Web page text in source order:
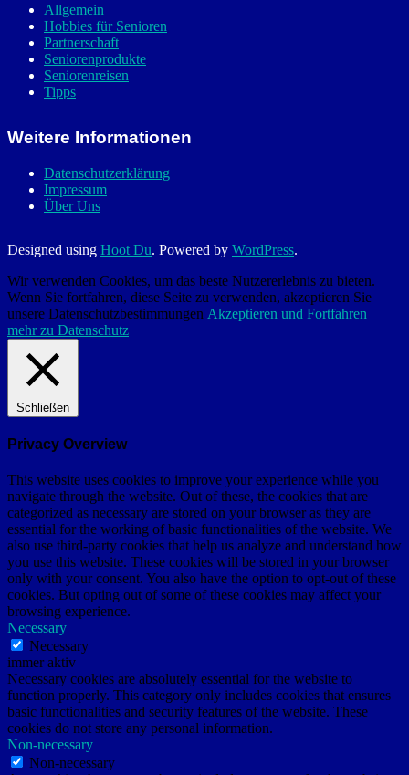
Allgemein
Hobbies für Senioren
Partnerschaft
Seniorenprodukte
Seniorenreisen
Tipps
Weitere Informationen
Datenschutzerklärung
Impressum
Über Uns
Designed using Hoot Du. Powered by WordPress.
Wir verwenden Cookies, um das beste Nutzererlebnis zu bieten.
Wenn Sie fortfahren, diese Seite zu verwenden, akzeptieren Sie
unsere Datenschutzbestimmungen Akzeptieren und Fortfahren
mehr zu Datenschutz
Schließen
Privacy Overview
This website uses cookies to improve your experience while you
navigate through the website. Out of these, the cookies that are
categorized as necessary are stored on your browser as they are
essential for the working of basic functionalities of the website. We
also use third-party cookies that help us analyze and understand how
you use this website. These cookies will be stored in your browser
only with your consent. You also have the option to opt-out of these
cookies. But opting out of some of these cookies may affect your
browsing experience.
Necessary
Necessary
immer aktiv
Necessary cookies are absolutely essential for the website to
function properly. This category only includes cookies that ensures
basic functionalities and security features of the website. These
cookies do not store any personal information.
Non-necessary
Non-necessary